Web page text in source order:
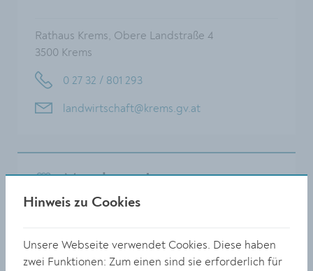
Rathaus Krems, Obere Landstraße 4
3500 Krems
0 27 32 / 801 293
landwirtschaft@krems.gv.at
MitarbeiterInnen
Sykora Markus
Hinweis zu Cookies
Unsere Webseite verwendet Cookies. Diese haben
zwei Funktionen: Zum einen sind sie erforderlich für